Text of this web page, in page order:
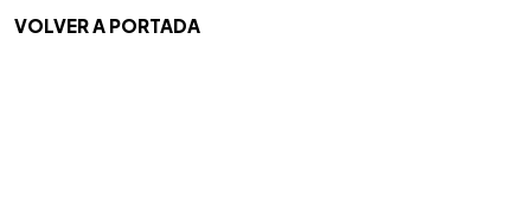
VOLVER A PORTADA